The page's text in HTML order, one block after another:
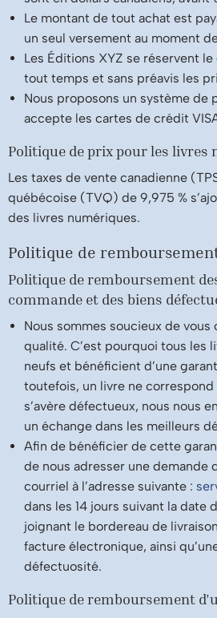
Le montant de tout achat est
un seul versement au moment
Les Éditions XYZ se réservent
tout temps et sans préavis les
Nous proposons un système de
accepte les cartes de crédit
Politique de prix pour les livres
Les taxes de vente canadienne
québécoise (TVQ) de 9,975 %
des livres numériques.
Politique de
Politique de remboursement
commande et des biens
Nous sommes soucieux de
qualité. C’est pourquoi tous les
neufs et bénéficient d’une
toutefois, un livre ne correspond
s’avère défectueux, nous nous
un échange dans les meilleurs
Afin de bénéficier de cette
de nous adresser une demande
courriel à l’adresse suivante :
dans les 14 jours suivant la date
joignant le bordereau de
facture électronique, ainsi
défectuosité.
Politique de remboursement